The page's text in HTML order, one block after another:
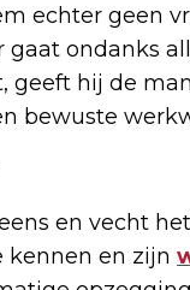
echter geen
ondanks
hij de
bewuste
en vecht
kennen en zijn